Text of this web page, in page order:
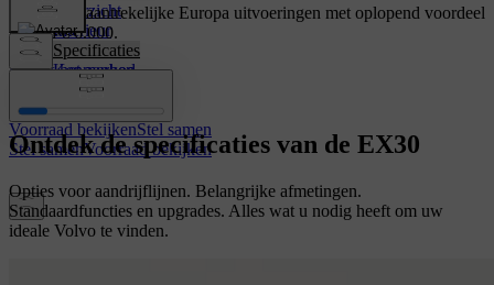
Overzicht
Interieur
Specificaties
Kenmerken
Voorraad bekijkenStel samen
Stel samenVoorraad bekijken
Ontdek de aantrekelijke Europa uitvoeringen met oplopend voordeel
tot wel € 6.000.
Bekijk het aanbod
Ontdek de specificaties van de EX30
Opties voor aandrijflijnen. Belangrijke afmetingen.
Standaardfuncties en upgrades. Alles wat u nodig heeft om uw
ideale Volvo te vinden.